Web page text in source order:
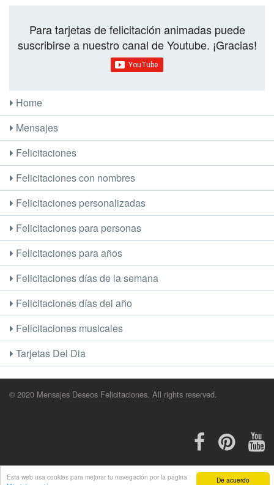
De acuerdo
Esta web usa cookies para mejorar tu navegación por la página
Para tarjetas de felicitación animadas puede
suscribirse a nuestro canal de Youtube. ¡Gracias!
Home
Mensajes
Felicitaciones
Felicitaciones con nombres
Felicitaciones personalizadas
Felicitaciones para personas
Felicitaciones para años
Felicitaciones días de la semana
Felicitaciones días del año
Felicitaciones musicales
Tarjetas Del Dia
© 2020 Mensajes Deseos Felicitaciones. All rights reserved.